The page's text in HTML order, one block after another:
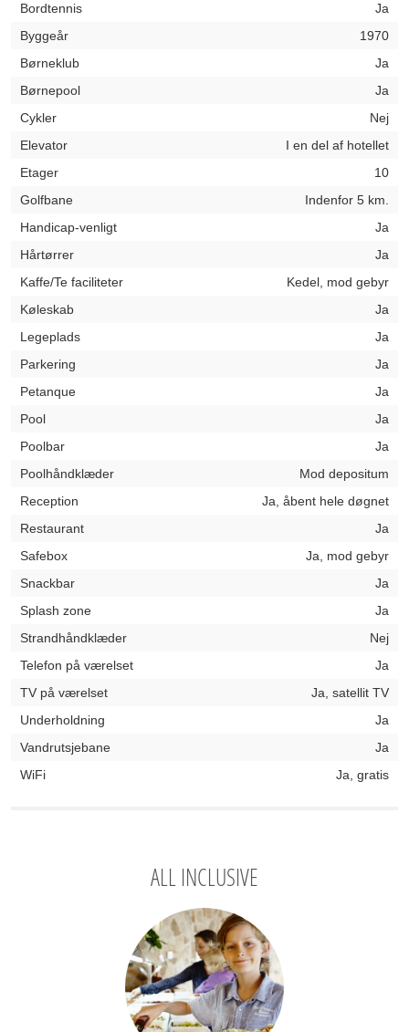
Bordtennis
Ja
Byggeår
1970
Børneklub
Ja
Børnepool
Ja
Cykler
Nej
Elevator
I en del af hotellet
Etager
10
Golfbane
Indenfor 5 km.
Handicap-venligt
Ja
Hårtørrer
Ja
Kaffe/Te faciliteter
Kedel, mod gebyr
Køleskab
Ja
Legeplads
Ja
Parkering
Ja
Petanque
Ja
Pool
Ja
Poolbar
Ja
Poolhåndklæder
Mod depositum
Reception
Ja, åbent hele døgnet
Restaurant
Ja
Safebox
Ja, mod gebyr
Snackbar
Ja
Splash zone
Ja
Strandhåndklæder
Nej
Telefon på værelset
Ja
TV på værelset
Ja, satellit TV
Underholdning
Ja
Vandrutsjebane
Ja
WiFi
Ja, gratis
ALL INCLUSIVE